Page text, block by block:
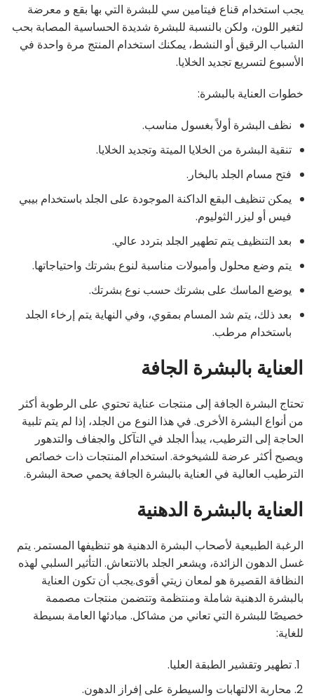
يجب استخدام قناع فيتامين سي للبشرة التي بها بقع و معرضة
لتغير اللون، ولكن بالنسبة للبشرة شديدة الحساسية المصابة بحب
الشباب الرقيق أو النشط، يمكنك استخدام المنتج مرة واحدة في
الأسبوع لتسريع تجديد الخلايا.
خطوات العناية بالبشرة:
نظف البشرة أولاً بغسول مناسب.
تنقية البشرة من الخلايا الميتة وتجديد الخلايا.
فتح مسام الجلد بالبخار.
يمكن تنظيف البقع الداكنة الموجودة على الجلد باستخدام بيبي
فيس أو ليزر الثوليوم.
بعد التنظيف يتم تطهير الجلد بتردد عالي.
يتم وضع محلول وأمبولات مناسبة لنوع بشرتك واحتياجاتها.
يوضع الماسك على بشرتك حسب نوع بشرتك.
بعد ذلك، يتم شد المسام بمقوي، وفي النهاية يتم إرخاء الجلد
باستخدام مرطب.
العناية بالبشرة الجافة
تحتاج البشرة الجافة إلى منتجات عناية تحتوي على الرطوبة أكثر
من أنواع البشرة الأخرى. في هذا النوع من الجلد، إذا لم يتم تلبية
الحاجة إلى الترطيب، يبدأ الجلد في التآكل والجفاف والتدهور
ويصبح أكثر عرضة للشيخوخة. استخدام المنتجات ذات خصائص
الترطيب العالية في العناية بالبشرة الجافة يحمي صحة البشرة.
العناية بالبشرة الدهنية
الرغبة الطبيعية لأصحاب البشرة الدهنية هو تنظيفها المستمر. يتم
غسل الدهون الزائدة، ويشعر الجلد بالانتعاش. التأثير السلبي لهذه
النظافة القصيرة هو لمعان زيتي أقوى.يجب أن تكون العناية
بالبشرة الدهنية شاملة ومنتظمة وتتضمن منتجات مصممة
خصيصًا للبشرة التي تعاني من مشاكل. مبادئها العامة بسيطة
للغاية:
تطهير وتقشير الطبقة العليا.
محاربة الالتهابات والسيطرة على إفراز الدهون.